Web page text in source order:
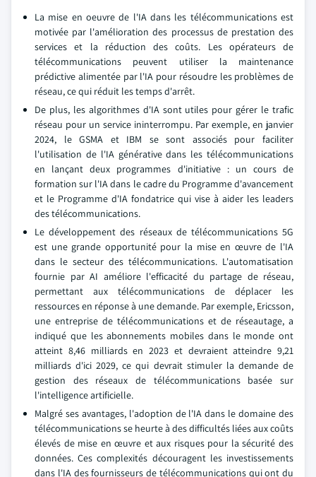
La mise en oeuvre de l'IA dans les télécommunications est
motivée par l'amélioration des processus de prestation des
services et la réduction des coûts. Les opérateurs de
télécommunications peuvent utiliser la maintenance
prédictive alimentée par l'IA pour résoudre les problèmes de
réseau, ce qui réduit les temps d'arrêt.
De plus, les algorithmes d'IA sont utiles pour gérer le trafic
réseau pour un service ininterrompu. Par exemple, en janvier
2024, le GSMA et IBM se sont associés pour faciliter
l'utilisation de l'IA générative dans les télécommunications
en lançant deux programmes d'initiative : un cours de
formation sur l'IA dans le cadre du Programme d'avancement
et le Programme d'IA fondatrice qui vise à aider les leaders
des télécommunications.
Le développement des réseaux de télécommunications 5G
est une grande opportunité pour la mise en œuvre de l'IA
dans le secteur des télécommunications. L'automatisation
fournie par AI améliore l'efficacité du partage de réseau,
permettant aux télécommunications de déplacer les
ressources en réponse à une demande. Par exemple, Ericsson,
une entreprise de télécommunications et de réseautage, a
indiqué que les abonnements mobiles dans le monde ont
atteint 8,46 milliards en 2023 et devraient atteindre 9,21
milliards d'ici 2029, ce qui devrait stimuler la demande de
gestion des réseaux de télécommunications basée sur
l'intelligence artificielle.
Malgré ses avantages, l'adoption de l'IA dans le domaine des
télécommunications se heurte à des difficultés liées aux coûts
élevés de mise en œuvre et aux risques pour la sécurité des
données. Ces complexités découragent les investissements
dans l'IA des fournisseurs de télécommunications qui ont du